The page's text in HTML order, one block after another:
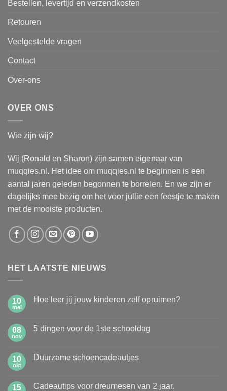
Bestellen, levertijd en verzendkosten
Retouren
Veelgestelde vragen
Contact
Over-ons
OVER ONS
Wie zijn wij?
Wij (Ronald en Sharon) zijn samen eigenaar van
muqqies.nl. Het idee om muqqies.nl te beginnen is een
aantal jaren geleden begonnen te borrelen. En we zijn er
dagelijks mee bezig om het voor jullie een feestje te maken
met de mooiste producten.
HET LAATSTE NIEUWS
10
mei
Hoe leer jij jouw kinderen zelf opruimen?
Hoe
kinderen
zelf
08
nov
5 dingen voor de 1ste schooldag
5
1ste
10
okt
Duurzame schoencadeautjes
Duurzame
15 Cadeautips voor dreumesen van 2 jaar.